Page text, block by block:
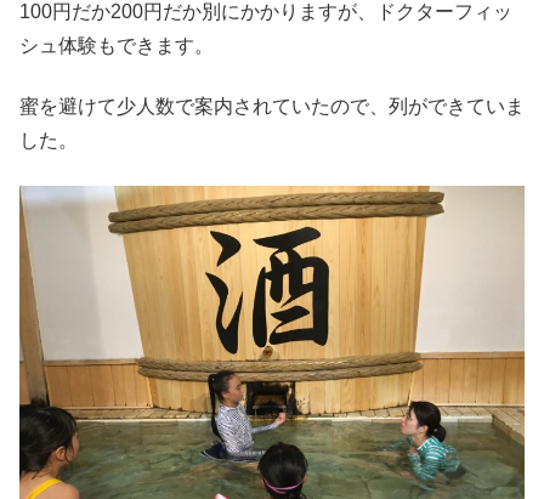
100円だか200円だか別にかかりますが、ドクターフィッ
シュ体験もできます。
蜜を避けて少人数で案内されていたので、列ができていま
した。